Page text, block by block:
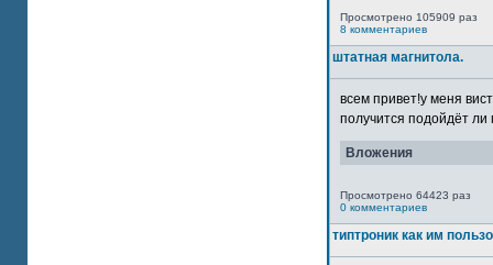
Просмотрено 105909 раз
8 комментариев
штатная магнитола.
всем привет!у меня
получится подойдёт ли
Вложения
Просмотрено 64423 раз
0 комментариев
типтроник как им